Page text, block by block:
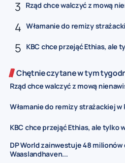
Rząd chce walczyć z mową
Włamanie do remizy
KBC chce przejąć Ethias, ale
Chętnie czytane w tym
Rząd chce walczyć z mową
Włamanie do remizy strażackiej w
KBC chce przejąć Ethias, ale tylko
DP World zainwestuje 48 milionów
Waaslandhaven...